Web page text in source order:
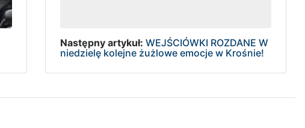
Następny artykuł: WEJŚCIÓWKI ROZDANE W
niedzielę kolejne żużlowe emocje w Krośnie!